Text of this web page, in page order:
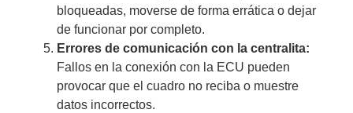
bloqueadas, moverse de forma errática o dejar
de funcionar por completo.
Errores de comunicación con la centralita:
Fallos en la conexión con la ECU pueden
provocar que el cuadro no reciba o muestre
datos incorrectos.